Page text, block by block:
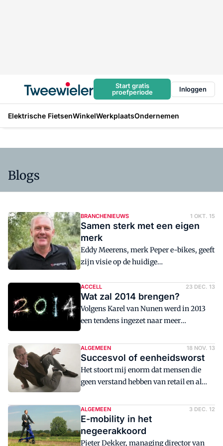
Start gratis
proefperiode
Inloggen
Elektrische FietsenWinkelWerkplaatsOndernemen
Blogs
BRANCHENIEUWS 1 OKT. 15
Samen sterk met een eigen
merk
Eddy Meerens, merk Peper e-bikes, geeft
zijn visie op de huidige
op prijsdruk en internethandel. Bezoek
de Peper Collegadag op 2 november
ACCELL 23 DEC. 13
Wat zal 2014 brengen?
Volgens Karel van Nunen werd in 2013
een tendens ingezet naar meer
professionalisering in de
tweewielerbranche. 2014 wordt volgens
hem een jaar van 'pas ...
ALGEMEEN 18 NOV. 13
Succesvol of eenheidsworst
Het stoort mij enorm dat mensen die
geen verstand hebben van retail en al
helemaal niet van consumentenwensen
dingen gaan verzinnen. En dat terwijl ...
ALGEMEEN 3 DEC. 12
E-mobility in het
negeerakkoord
Pieter Dekker, managing director van